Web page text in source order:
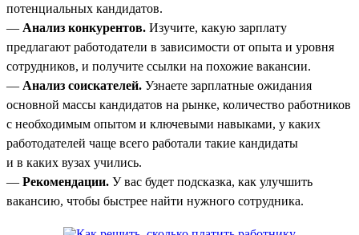
потенциальных кандидатов.
— Анализ конкурентов. Изучите, какую зарплату
предлагают работодатели в зависимости от опыта и уровня
сотрудников, и получите ссылки на похожие вакансии.
— Анализ соискателей. Узнаете зарплатные ожидания
основной массы кандидатов на рынке, количество работников
с необходимым опытом и ключевыми навыками, у каких
работодателей чаще всего работали такие кандидаты
и в каких вузах учились.
— Рекомендации. У вас будет подсказка, как улучшить
вакансию, чтобы быстрее найти нужного сотрудника.